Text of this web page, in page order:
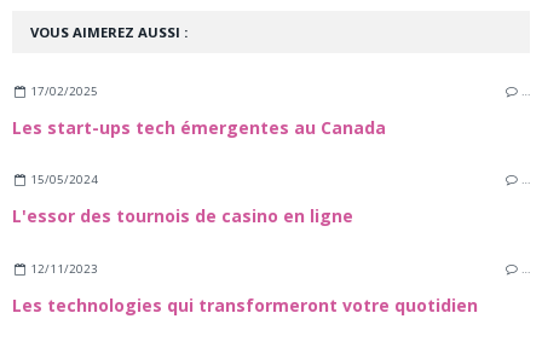
VOUS AIMEREZ AUSSI :
17/02/2025 …
Les start-ups tech émergentes au Canada
15/05/2024 …
L'essor des tournois de casino en ligne
12/11/2023 …
Les technologies qui transformeront votre quotidien